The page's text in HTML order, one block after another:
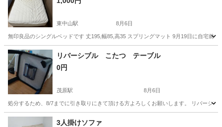
東中山駅 8月6日
無印良品のシングルベッドです 丈195,幅85,高35 スプリングマット 9月19日に自宅前
千葉 船橋市 東中山駅
リバーシブル こたつ テーブル
0円
茂原駅 8月6日
処分するため、8/7までに引き取りにきて頂ける方よろしくお願いします。 リバーシ
千葉 茂原市 茂原駅
3人掛けソファ